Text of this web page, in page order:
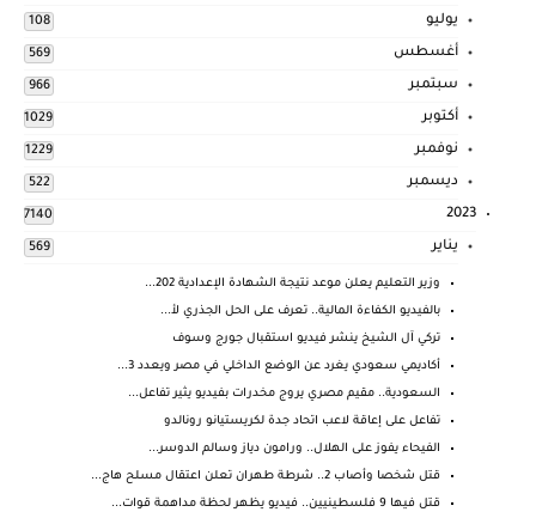
يوليو 108
أغسطس 569
سبتمبر 966
أكتوبر 1029
نوفمبر 1229
ديسمبر 522
2023
7140
يناير 569
وزير التعليم يعلن موعد نتيجة الشهادة الإعدادية 202...
بالفيديو الكفاءة المالية.. تعرف على الحل الجذري لأ...
تركي آل الشيخ ينشر فيديو استقبال جورج وسوف
أكاديمي سعودي يغرد عن الوضع الداخلي في مصر ويعدد 3...
السعودية.. مقيم مصري يروج مخدرات بفيديو يثير تفاعل...
تفاعل على إعاقة لاعب اتحاد جدة لكريستيانو رونالدو
الفيحاء يفوز على الهلال.. ورامون دياز وسالم الدوسر...
قتل شخصا وأصاب 2.. شرطة طهران تعلن اعتقال مسلح هاج...
قتل فيها 9 فلسطينيين.. فيديو يظهر لحظة مداهمة قوات...